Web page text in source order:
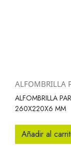
ALFOMBRILLA
ALFOMBRILLA
260X220X6 MM
Añadir al